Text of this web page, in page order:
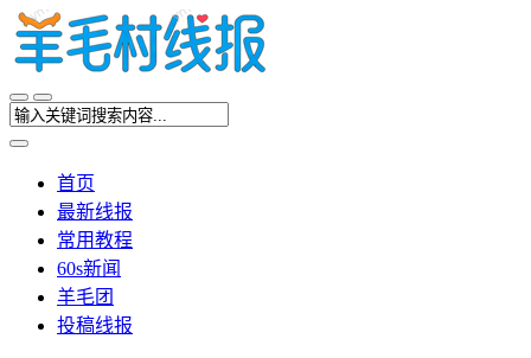
首页
最新线报
常用教程
60s新闻
羊毛团
投稿线报